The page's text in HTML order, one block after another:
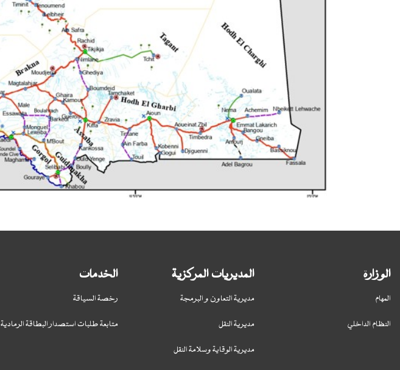
الخدمات
رخصة السياقة
متابعة طلبات استصدار البطاقة الرمادية
المديريات المركزية
مديرية التعاون و البرمجة
مديرية النقل
مديرية الوقاية وسلامة النقل
الوزارة
المهام
النظام الداخلي